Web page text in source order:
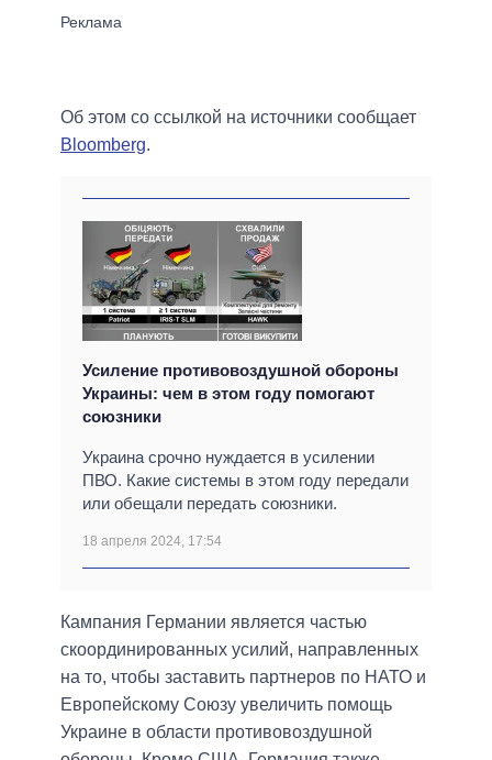
Об этом со ссылкой на источники сообщает
Bloomberg.
Усиление противовоздушной обороны
Украины: чем в этом году помогают
союзники
Украина срочно нуждается в усилении
ПВО. Какие системы в этом году передали
или обещали передать союзники.
18 апреля 2024, 17:54
Кампания Германии является частью
скоординированных усилий, направленных
на то, чтобы заставить партнеров по НАТО и
Европейскому Союзу увеличить помощь
Украине в области противовоздушной